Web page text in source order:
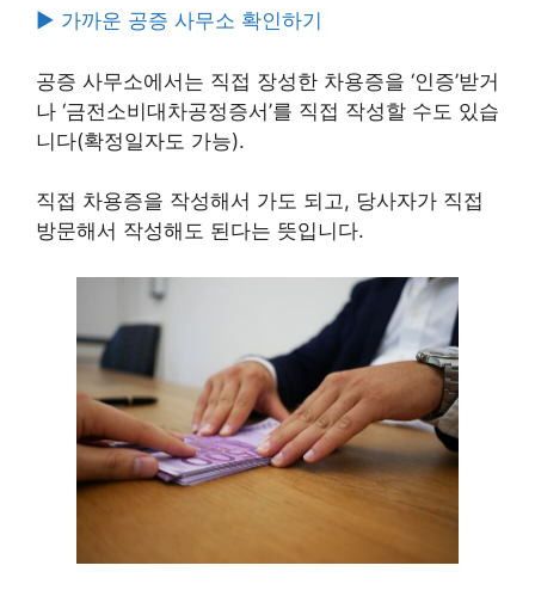
► 가까운 공증 사무소 확인하기
공증 사무소에서는 직접 장성한 차용증을 ‘인증’받거
나 ‘금전소비대차공정증서’를 직접 작성할 수도 있습
니다(확정일자도 가능).
직접 차용증을 작성해서 가도 되고, 당사자가 직접
방문해서 작성해도 된다는 뜻입니다.